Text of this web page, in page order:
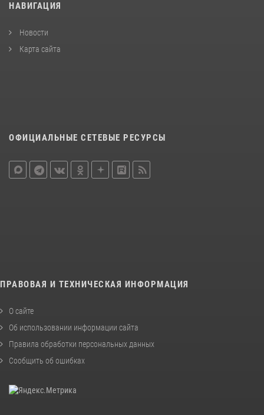
НАВИГАЦИЯ
Новости
Карта сайта
ОФИЦИАЛЬНЫЕ СЕТЕВЫЕ РЕСУРСЫ
ПРАВОВАЯ И ТЕХНИЧЕСКАЯ ИНФОРМАЦИЯ
О сайте
Об использовании информации сайта
Правила обработки персональных данных
Сообщить об ошибках